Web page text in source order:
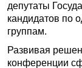
депутаты
кандидатов по
группам.
Развивая
конференции